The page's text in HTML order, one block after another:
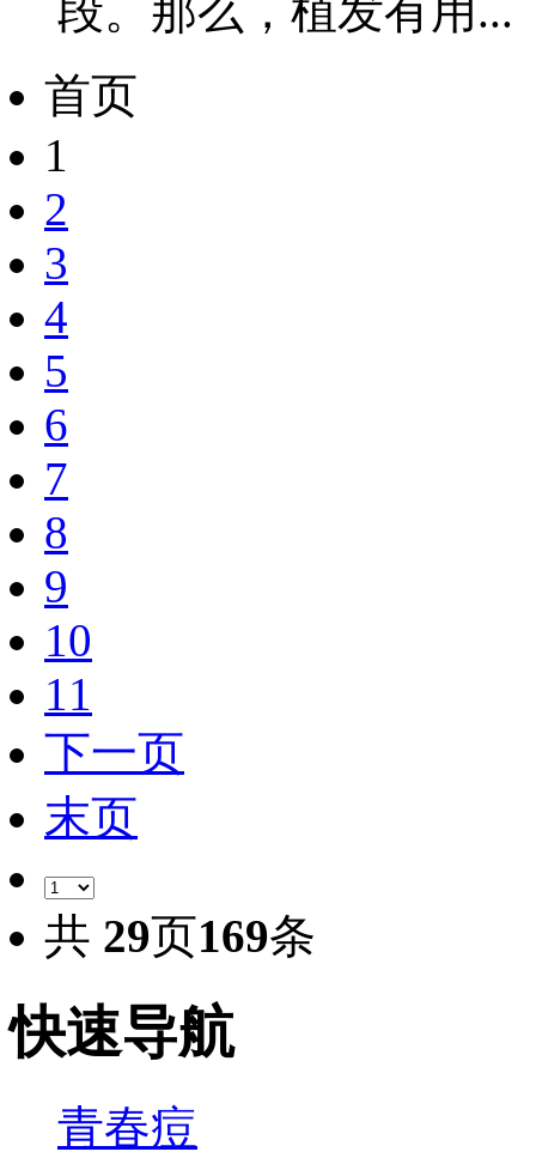
段。那么，植发有用...
首页
1
2
3
4
5
6
7
8
9
10
11
下一页
末页
共 29页169条
快速导航
青春痘